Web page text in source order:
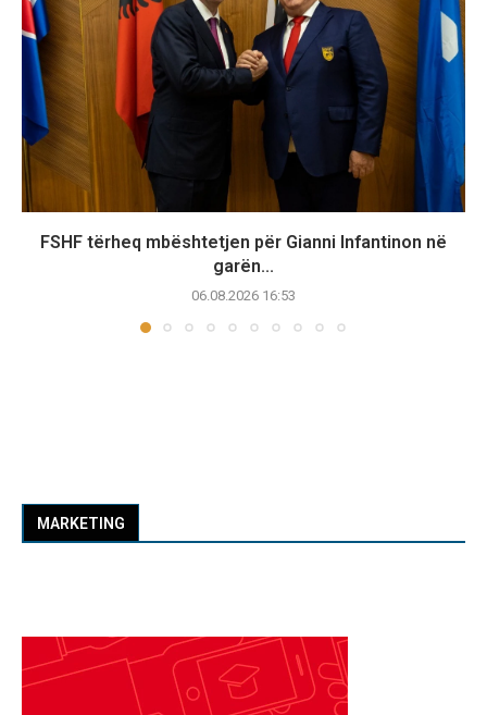
FSHF tërheq mbështetjen për Gianni Infantinon në
garën...
06.08.2026 16:53
MARKETING